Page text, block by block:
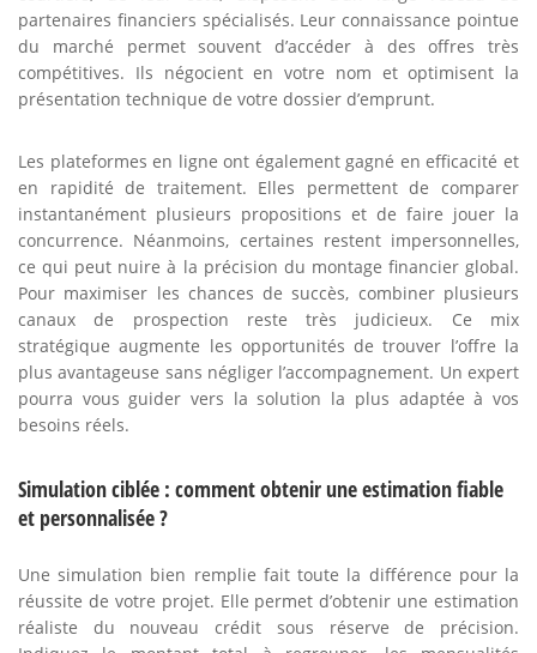
partenaires financiers spécialisés. Leur connaissance pointue
du marché permet souvent d’accéder à des offres très
compétitives. Ils négocient en votre nom et optimisent la
présentation technique de votre dossier d’emprunt.
Les plateformes en ligne ont également gagné en efficacité et
en rapidité de traitement. Elles permettent de comparer
instantanément plusieurs propositions et de faire jouer la
concurrence. Néanmoins, certaines restent impersonnelles,
ce qui peut nuire à la précision du montage financier global.
Pour maximiser les chances de succès, combiner plusieurs
canaux de prospection reste très judicieux. Ce mix
stratégique augmente les opportunités de trouver l’offre la
plus avantageuse sans négliger l’accompagnement. Un expert
pourra vous guider vers la solution la plus adaptée à vos
besoins réels.
Simulation ciblée : comment obtenir une estimation fiable
et personnalisée ?
Une simulation bien remplie fait toute la différence pour la
réussite de votre projet. Elle permet d’obtenir une estimation
réaliste du nouveau crédit sous réserve de précision.